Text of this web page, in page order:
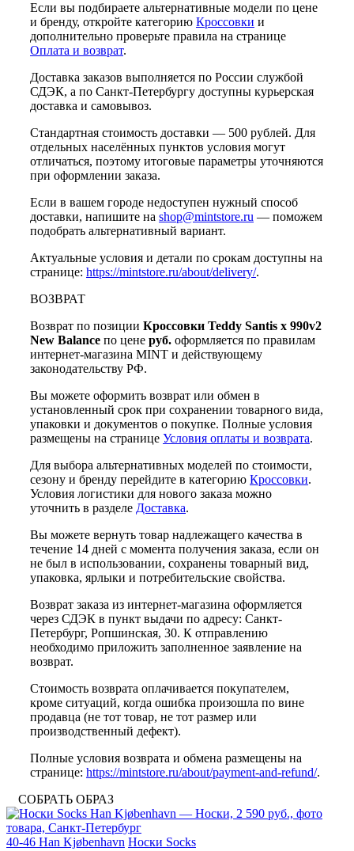
Если вы подбираете альтернативные модели по цене
и бренду, откройте категорию Кроссовки и
дополнительно проверьте правила на странице
Оплата и возврат.
Доставка заказов выполняется по России службой
СДЭК, а по Санкт-Петербургу доступны курьерская
доставка и самовывоз.
Стандартная стоимость доставки — 500 рублей. Для
отдельных населённых пунктов условия могут
отличаться, поэтому итоговые параметры уточняются
при оформлении заказа.
Если в вашем городе недоступен нужный способ
доставки, напишите на shop@mintstore.ru — поможем
подобрать альтернативный вариант.
Актуальные условия и детали по срокам доступны на
странице: https://mintstore.ru/about/delivery/.
ВОЗВРАТ
Возврат по позиции Кроссовки Teddy Santis x 990v2
New Balance по цене руб. оформляется по правилам
интернет-магазина MINT и действующему
законодательству РФ.
Вы можете оформить возврат или обмен в
установленный срок при сохранении товарного вида,
упаковки и документов о покупке. Полные условия
размещены на странице Условия оплаты и возврата.
Для выбора альтернативных моделей по стоимости,
сезону и бренду перейдите в категорию Кроссовки.
Условия логистики для нового заказа можно
уточнить в разделе Доставка.
Вы можете вернуть товар надлежащего качества в
течение 14 дней с момента получения заказа, если он
не был в использовании, сохранены товарный вид,
упаковка, ярлыки и потребительские свойства.
Возврат заказа из интернет-магазина оформляется
через СДЭК в пункт выдачи по адресу: Санкт-
Петербург, Ропшинская, 30. К отправлению
необходимо приложить заполненное заявление на
возврат.
Стоимость возврата оплачивается покупателем,
кроме ситуаций, когда ошибка произошла по вине
продавца (не тот товар, не тот размер или
производственный дефект).
Полные условия возврата и обмена размещены на
странице: https://mintstore.ru/about/payment-and-refund/.
СОБРАТЬ ОБРАЗ
40-46 Han Kjøbenhavn Носки Socks